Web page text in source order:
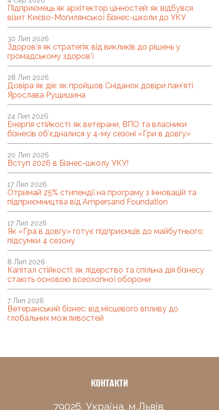
Підприємець як архітектор цінностей: як відбувся
візит Києво-Могилянської Бізнес-школи до УКУ
Здоров’я як стратегія: від викликів до рішень у
громадському здоров’ї
30 Лип 2026
Довіра як дія: як пройшов Сніданок довіри пам’яті
Ярослава Рущишина
28 Лип 2026
Енергія стійкості: як ветерани, ВПО та власники
бізнесів об’єдналися у 4-му сезоні «Гри в довгу»
24 Лип 2026
Вступ 2026 в Бізнес-школу УКУ!
20 Лип 2026
Отримай 25% стипендії на програму з Інновацій та
підприємництва від Ampersand Foundation
17 Лип 2026
Як «Гра в довгу» готує підприємців до майбутнього:
підсумки 4 сезону
17 Лип 2026
Капітал стійкості: як лідерство та спільна дія бізнесу
стають основою всеохопної оборони
8 Лип 2026
Ветеранський бізнес: від місцевого впливу до
глобальних можливостей
7 Лип 2026
КОНТАКТИ
79026, Україна, м.Львів,